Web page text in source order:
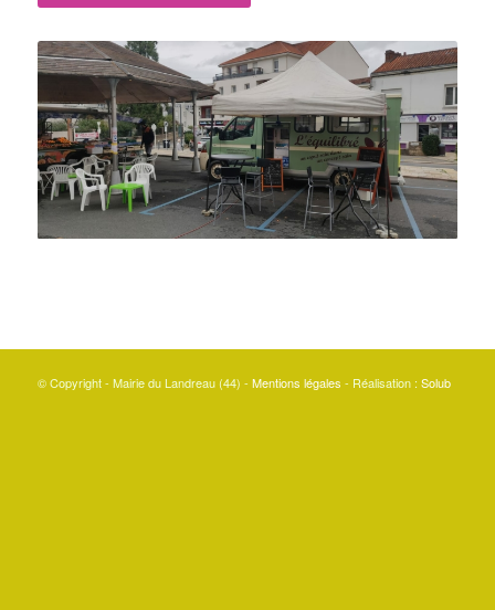
© Copyright - Mairie du Landreau (44) - Mentions légales - Réalisation : Solub